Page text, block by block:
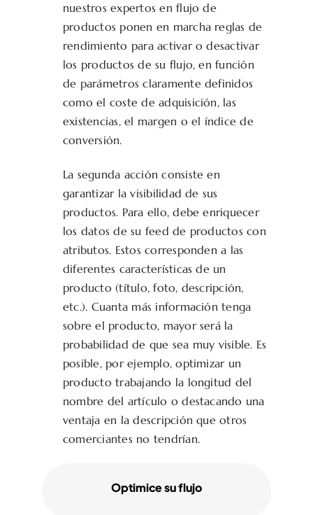
nuestros expertos en flujo de
productos ponen en marcha reglas de
rendimiento para activar o desactivar
los productos de su flujo, en función
de parámetros claramente definidos
como el coste de adquisición, las
existencias, el margen o el índice de
conversión.
La segunda acción consiste en
garantizar la visibilidad de sus
productos. Para ello, debe enriquecer
los datos de su feed de productos con
atributos. Estos corresponden a las
diferentes características de un
producto (título, foto, descripción,
etc.). Cuanta más información tenga
sobre el producto, mayor será la
probabilidad de que sea muy visible. Es
posible, por ejemplo, optimizar un
producto trabajando la longitud del
nombre del artículo o destacando una
ventaja en la descripción que otros
comerciantes no tendrían.
Optimice su flujo